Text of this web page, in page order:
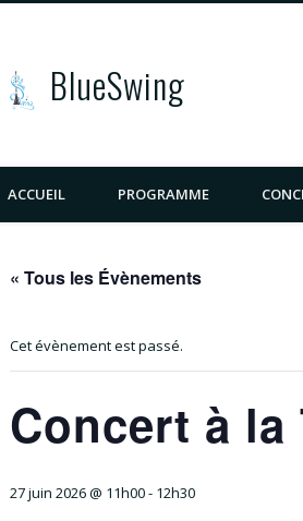
BlueSwing
ACCUEIL PROGRAMME
« Tous les Évènements
Cet évènement est passé.
Concert à
27 juin 2026 @ 11h00- 12h30